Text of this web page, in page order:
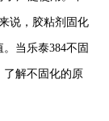
说，胶粘剂固化
当乐泰384不固
解不固化的原